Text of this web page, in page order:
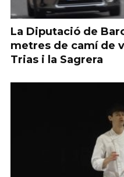
La Diputació de
metres de camí de
Trias i la Sagrera